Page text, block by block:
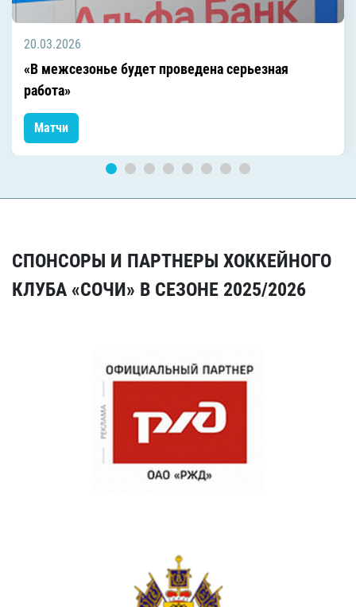
20.03.2026
«В межсезонье будет проведена серьезная
работа»
Матчи
СПОНСОРЫ И ПАРТНЕРЫ ХОККЕЙНОГО
КЛУБА «СОЧИ» В СЕЗОНЕ 2025/2026